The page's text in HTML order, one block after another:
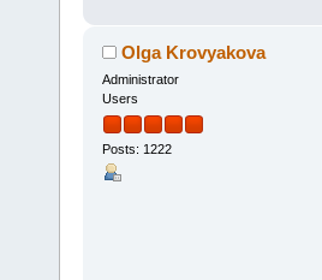
Olga Krovyakova
Administrator
Users
Posts: 1222